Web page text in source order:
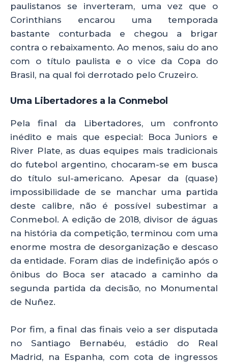
paulistanos se inverteram, uma vez que o
Corinthians encarou uma temporada
bastante conturbada e chegou a brigar
contra o rebaixamento. Ao menos, saiu do ano
com o título paulista e o vice da Copa do
Brasil, na qual foi derrotado pelo Cruzeiro.
Uma Libertadores a la Conmebol
Pela final da Libertadores, um confronto
inédito e mais que especial: Boca Juniors e
River Plate, as duas equipes mais tradicionais
do futebol argentino, chocaram-se em busca
do título sul-americano. Apesar da (quase)
impossibilidade de se manchar uma partida
deste calibre, não é possível subestimar a
Conmebol. A edição de 2018, divisor de águas
na história da competição, terminou com uma
enorme mostra de desorganização e descaso
da entidade. Foram dias de indefinição após o
ônibus do Boca ser atacado a caminho da
segunda partida da decisão, no Monumental
de Nuñez.
Por fim, a final das finais veio a ser disputada
no Santiago Bernabéu, estádio do Real
Madrid, na Espanha, com cota de ingressos